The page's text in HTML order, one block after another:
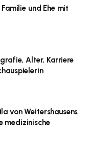
Familie und Ehe mit
Alter, Karriere
von Weitershausens
medizinische